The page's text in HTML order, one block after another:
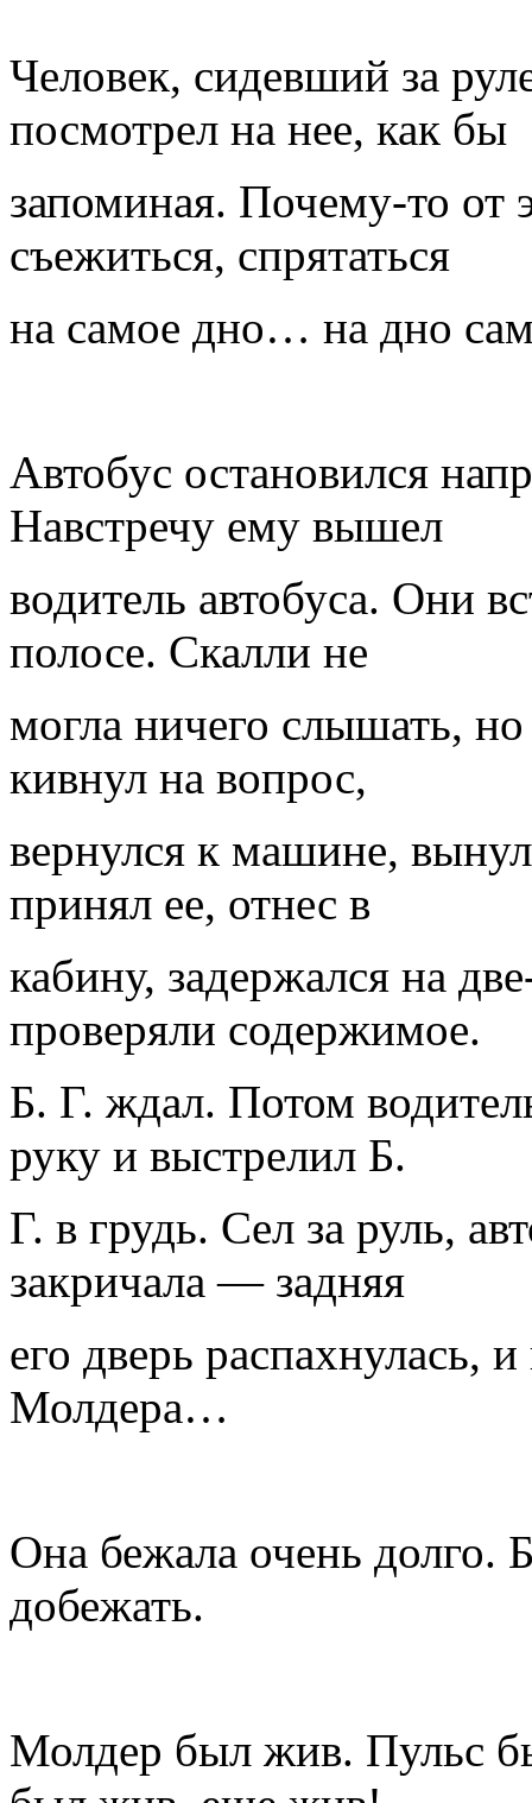
Человек, сидевший за
посмотрел на нее, как бы
запоминая. Почему-то от
съежиться, спрятаться
на самое дно… на дно
Автобус остановился
Навстречу ему вышел
водитель автобуса. Они
полосе. Скалли не
могла ничего слышать,
кивнул на вопрос,
вернулся к машине,
принял ее, отнес в
кабину, задержался на
проверяли содержимое.
Б. Г. ждал. Потом
руку и выстрелил Б.
Г. в грудь. Сел за руль,
закричала — задняя
его дверь распахнулась,
Молдера…
Она бежала очень долго.
добежать.
Молдер был жив. Пульс